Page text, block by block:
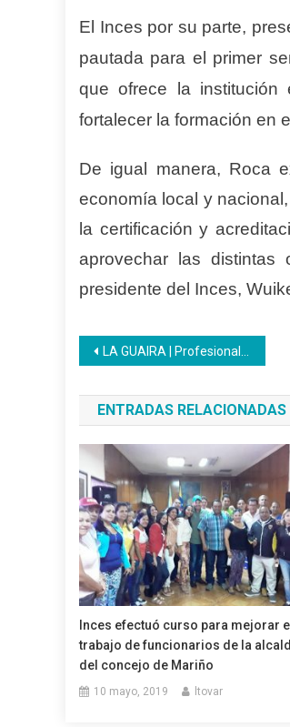
El Inces por su parte,
pautada para el primer
que ofrece la institución
fortalecer la formación en
De igual manera, Roca
economía local y
la certificación y
aprovechar las distintas
presidente del Inces,
Navegación
de
entradas
LA GUAIRA | Profesionales del gremio Educación recibieron atención a través de jornada social integral
ENTRADAS RELACIONADAS
Inces efectuó curso para mejorar el
trabajo de funcionarios de la
del concejo de Mariño
10 mayo, 2019 ltovar